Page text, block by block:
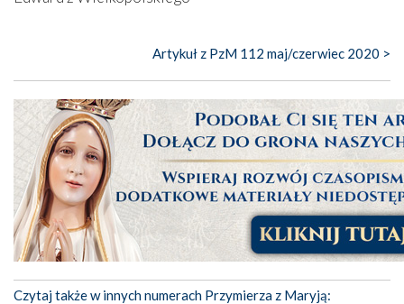
Artykuł z PzM 112 maj/czerwiec 2020 >
Czytaj także w innych numerach Przymierza z Maryją: